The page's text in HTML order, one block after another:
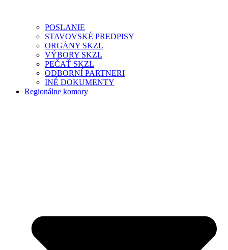
POSLANIE
STAVOVSKÉ PREDPISY
ORGÁNY SKZL
VÝBORY SKZL
PEČAŤ SKZL
ODBORNÍ PARTNERI
INÉ DOKUMENTY
Regionálne komory